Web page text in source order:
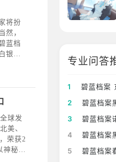
将扮
然，
蓝档
银，
球发
美、
荣获2
秘的
专业问答
1
碧蓝档案
2
碧蓝档案
3
碧蓝档案
4
碧蓝档案
5
碧蓝档案